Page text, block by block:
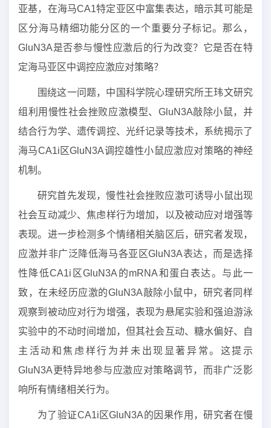
亚基，在海马CA1特定亚区中富集表达，暗示其可能是
区分海马精细功能分区的一个重要分子标记。那么，
GluN3A是否参与慢性应激后的行为改变？它是否在特
定海马亚区中调控应激应对策略？
围绕这一问题，中国科学院心理研究所王玮文研究
组利用慢性社会挫败应激模型、GluN3A敲除小鼠，并
结合行为学、遗传调控、光纤记录等技术，系统揭示了
海马CA1i区GluN3A调控雄性小鼠应激应对策略的神经
机制。
研究首先发现，慢性社会挫败应激可诱导小鼠出现
社会互动减少、焦虑样行为增加，以及被动应对增强等
表现。进一步检测多个情绪相关脑区后，研究者发现，
应激并非广泛降低海马各亚区GluN3A表达，而是选择
性降低CA1i区GluN3A的mRNA和蛋白表达。与此一
致，在未经历应激的GluN3A敲除小鼠中，研究者同样
观察到被动应对行为增强，表现为悬尾实验和强迫游泳
实验中的不动时间增加，但其社会互动、糖水偏好、自
主活动和焦虑样行为并未出现显著异常。这提示
GluN3A更特异地参与应激应对策略调节，而非广泛影
响所有情绪相关行为。
为了验证CA1i区GluN3A的因果作用，研究者在慢